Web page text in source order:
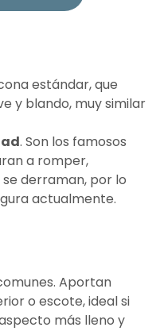
estándar, que
y blando, muy similar
. Son los famosos
a romper,
derraman, por lo
actualmente.
Aportan
o escote, ideal si
más lleno y